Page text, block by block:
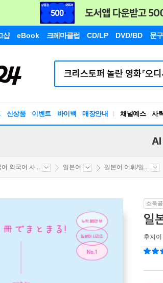
샵 eBook 크레마클럽 CD/LP DVD/BD 문구
신상품 이벤트 바이백 매장안내 채널예스 사
AI
어 외국어 사... 일본어 일본어 어휘/일...
소득
일
후지이